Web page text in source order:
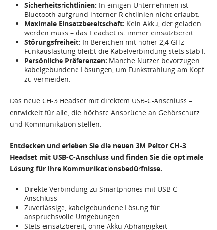
Sicherheitsrichtlinien: In einigen Unternehmen ist
Bluetooth aufgrund interner Richtlinien nicht erlaubt.
Maximale Einsatzbereitschaft: Kein Akku, der geladen
werden muss – das Headset ist immer einsatzbereit.
Störungsfreiheit: In Bereichen mit hoher 2,4-GHz-
Funkauslastung bleibt die Kabelverbindung stets stabil.
Persönliche Präferenzen: Manche Nutzer bevorzugen
kabelgebundene Lösungen, um Funkstrahlung am Kopf
zu vermeiden.
Das neue CH-3 Headset mit direktem USB-C-Anschluss –
entwickelt für alle, die höchste Ansprüche an Gehörschutz
und Kommunikation stellen.
Entdecken und erleben Sie die neuen 3M Peltor CH-3
Headset mit USB-C-Anschluss und finden Sie die optimale
Lösung für Ihre Kommunikationsbedürfnisse.
Direkte Verbindung zu Smartphones mit USB-C-
Anschluss
Zuverlässige, kabelgebundene Lösung für
anspruchsvolle Umgebungen
Stets einsatzbereit, ohne Akku-Abhängigkeit